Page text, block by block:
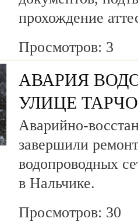
прохождение
Просмотров: 3
АВАРИЯ
УЛИЦЕ
Аварийно-
завершили
водопроводных
в Нальчике.
Просмотров: 30